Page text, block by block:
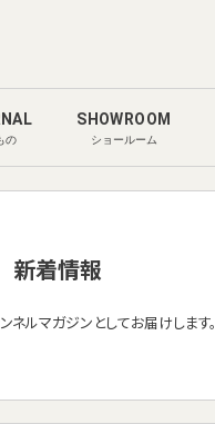
の
SHOWROOM
ショールーム
新着情報
ネルマガジンとしてお届けします。